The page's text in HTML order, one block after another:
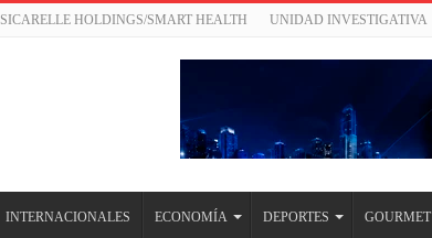
SICARELLE HOLDINGS/SMART HEALTH UNIDAD INVESTIGATIVA
INTERNACIONALES ECONOMÍA DEPORTES GOURMET